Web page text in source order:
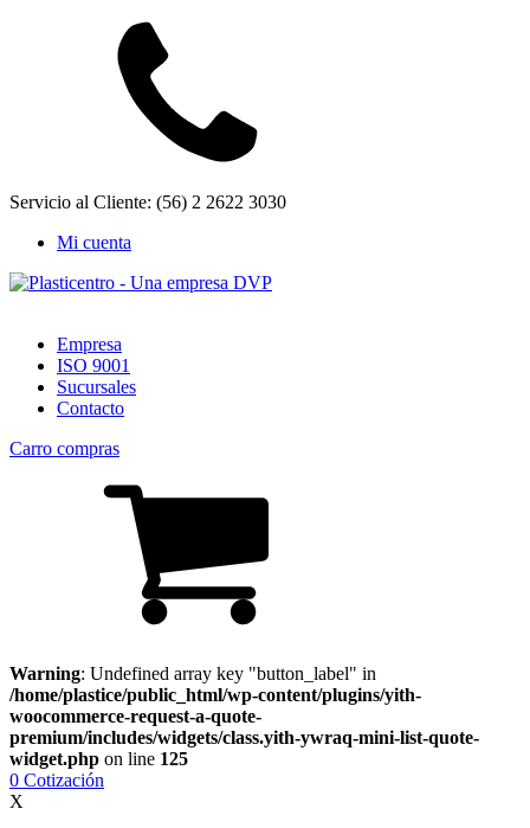
Servicio al Cliente: (56) 2 2622 3030
Mi cuenta
Empresa
ISO 9001
Sucursales
Contacto
Carro compras
Warning: Undefined array key "button_label" in
/home/plastice/public_html/wp-content/plugins/yith-
woocommerce-request-a-quote-
premium/includes/widgets/class.yith-ywraq-mini-list-quote-
widget.php on line 125
0 Cotización
X